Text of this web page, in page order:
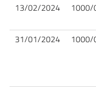
13/02/2024 1000/
31/01/2024 1000/